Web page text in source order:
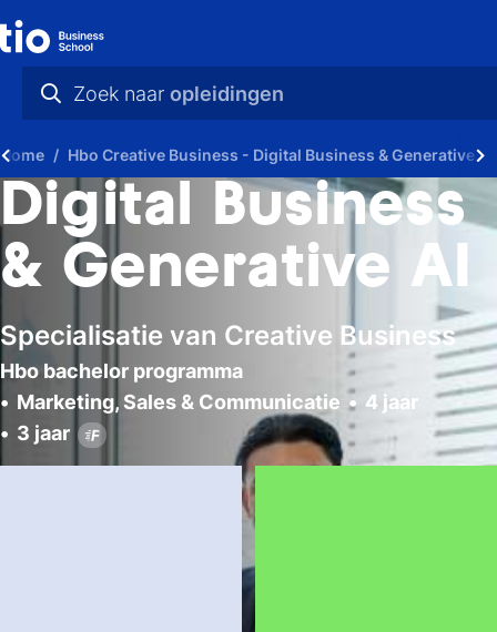
Zoek naar opleidingen
videos
opleidingen
Home Hbo Creative Business - Digital Business & Generative AI
Digital Business
& Generative AI
Specialisatie van Creative Business
Hbo bachelor programma
Marketing, Sales & Communicatie
4 jaar
3 jaar